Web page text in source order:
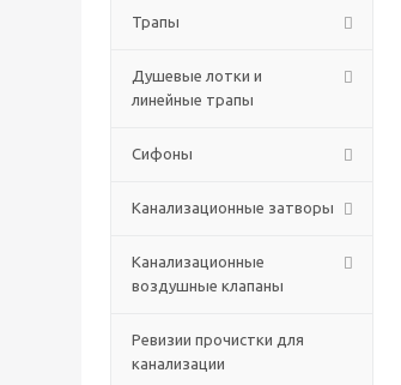
Трапы
Душевые лотки и
линейные трапы
Сифоны
Канализационные затворы
Канализационные
воздушные клапаны
Ревизии прочистки для
канализации